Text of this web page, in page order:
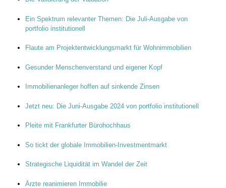
Ein Spektrum relevanter Themen: Die Juli-Ausgabe von
portfolio institutionell
Flaute am Projektentwicklungsmarkt für Wohnimmobilien
Gesunder Menschenverstand und eigener Kopf
Immobilienanleger hoffen auf sinkende Zinsen
Jetzt neu: Die Juni-Ausgabe 2024 von portfolio institutionell
Pleite mit Frankfurter Bürohochhaus
So tickt der globale Immobilien-Investmentmarkt
Strategische Liquidität im Wandel der Zeit
Ärzte reanimieren Immobilie